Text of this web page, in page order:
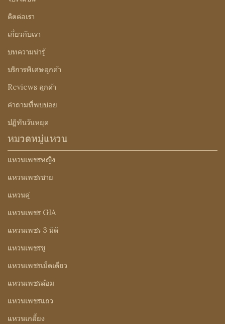
ติดต่อเรา
เกี่ยวกับเรา
บทความน่ารู้
บริการพิเศษลูกค้า
Reviews ลูกค้า
คำถามที่พบบ่อย
ปฏิทินวันหยุด
หมวดหมู่แหวน
แหวนเพชรหญิง
แหวนเพชรชาย
แหวนคู่
แหวนเพชร GIA
แหวนเพชร 3 มิติ
แหวนเพชรชู
แหวนเพชรเม็ดเดียว
แหวนเพชรล้อม
แหวนเพชรแถว
แหวนเกลี้ยง